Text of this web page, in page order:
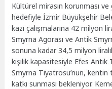
Kültürel mirasın korunması ve
hedefiyle İzmir Büyükşehir
kazı çalışmalarına 42 milyon
Smyrna Agorası ve Antik
sonuna kadar 34,5 milyon
kişilik kapasitesiyle Efes
Smyrna Tiyatrosu’nun,
katkı sunması bekleniyor.